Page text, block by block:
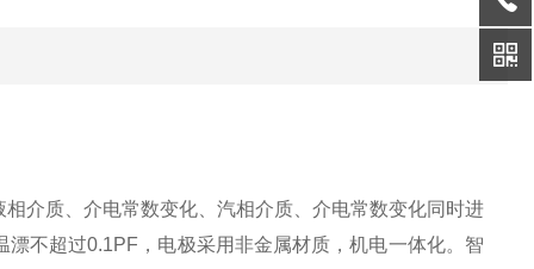
介质、介电常数变化、汽相介质、介电常数变化同时进
不超过0.1PF，电极采用非金属材质，机电一体化。智